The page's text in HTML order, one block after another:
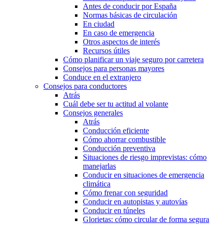
Antes de conducir por España
Normas básicas de circulación
En ciudad
En caso de emergencia
Otros aspectos de interés
Recursos útiles
Cómo planificar un viaje seguro por carretera
Consejos para personas mayores
Conduce en el extranjero
Consejos para conductores
Atrás
Cuál debe ser tu actitud al volante
Consejos generales
Atrás
Conducción eficiente
Cómo ahorrar combustible
Conducción preventiva
Situaciones de riesgo imprevistas: cómo
manejarlas
Conducir en situaciones de emergencia
climática
Cómo frenar con seguridad
Conducir en autopistas y autovías
Conducir en túneles
Glorietas: cómo circular de forma segura